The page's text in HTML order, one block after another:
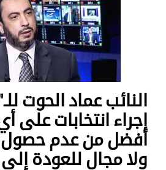
النائب عماد الحوت
إجراء انتخابات على
أفضل من عدم حصول
ولا مجال للعودة